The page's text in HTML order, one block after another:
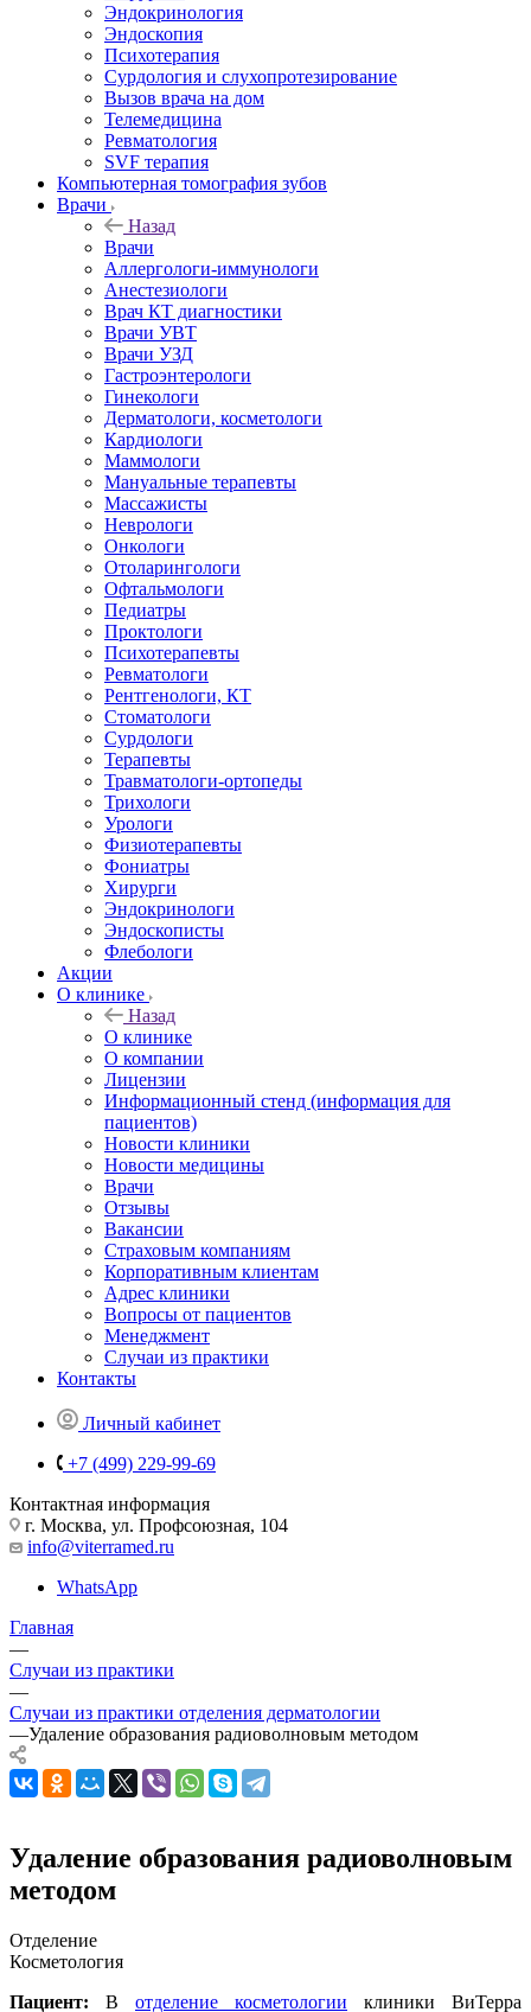
Эндокринология
Эндоскопия
Психотерапия
Сурдология и слухопротезирование
Вызов врача на дом
Телемедицина
Ревматология
SVF терапия
Компьютерная томография зубов
Врачи
Назад
Врачи
Аллергологи-иммунологи
Анестезиологи
Врач КТ диагностики
Врачи УВТ
Врачи УЗД
Гастроэнтерологи
Гинекологи
Дерматологи, косметологи
Кардиологи
Маммологи
Мануальные терапевты
Массажисты
Неврологи
Онкологи
Отоларингологи
Офтальмологи
Педиатры
Проктологи
Психотерапевты
Ревматологи
Рентгенологи, КТ
Стоматологи
Сурдологи
Терапевты
Травматологи-ортопеды
Трихологи
Урологи
Физиотерапевты
Фониатры
Хирурги
Эндокринологи
Эндоскописты
Флебологи
Акции
О клинике
Назад
О клинике
О компании
Лицензии
Информационный стенд (информация для
пациентов)
Новости клиники
Новости медицины
Врачи
Отзывы
Вакансии
Страховым компаниям
Корпоративным клиентам
Адрес клиники
Вопросы от пациентов
Менеджмент
Случаи из практики
Контакты
Личный кабинет
+7 (499) 229-99-69
Контактная информация
г. Москва, ул. Профсоюзная, 104
info@viterramed.ru
WhatsApp
Главная
—
Случаи из практики
—
Случаи из практики отделения дерматологии
—Удаление образования радиоволновым методом
Удаление образования радиоволновым
методом
Отделение
Косметология
Пациент: В отделение косметологии клиники ВиТерра